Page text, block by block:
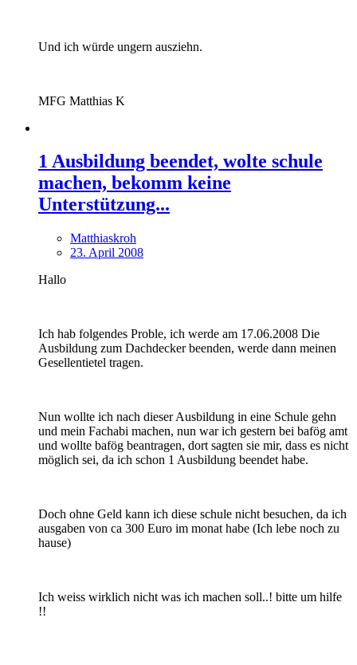
Und ich würde ungern ausziehn.
MFG Matthias K
1 Ausbildung beendet, wolte schule
machen, bekomm keine
Unterstützung...
Matthiaskroh
23. April 2008
Hallo
Ich hab folgendes Proble, ich werde am 17.06.2008 Die
Ausbildung zum Dachdecker beenden, werde dann meinen
Gesellentietel tragen.
Nun wollte ich nach dieser Ausbildung in eine Schule gehn
und mein Fachabi machen, nun war ich gestern bei bafög amt
und wollte bafög beantragen, dort sagten sie mir, dass es nicht
möglich sei, da ich schon 1 Ausbildung beendet habe.
Doch ohne Geld kann ich diese schule nicht besuchen, da ich
ausgaben von ca 300 Euro im monat habe (Ich lebe noch zu
hause)
Ich weiss wirklich nicht was ich machen soll..! bitte um hilfe
!!